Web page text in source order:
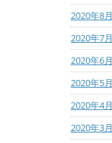
2020年8月
2020年7月
2020年6月
2020年5月
2020年4月
2020年3月